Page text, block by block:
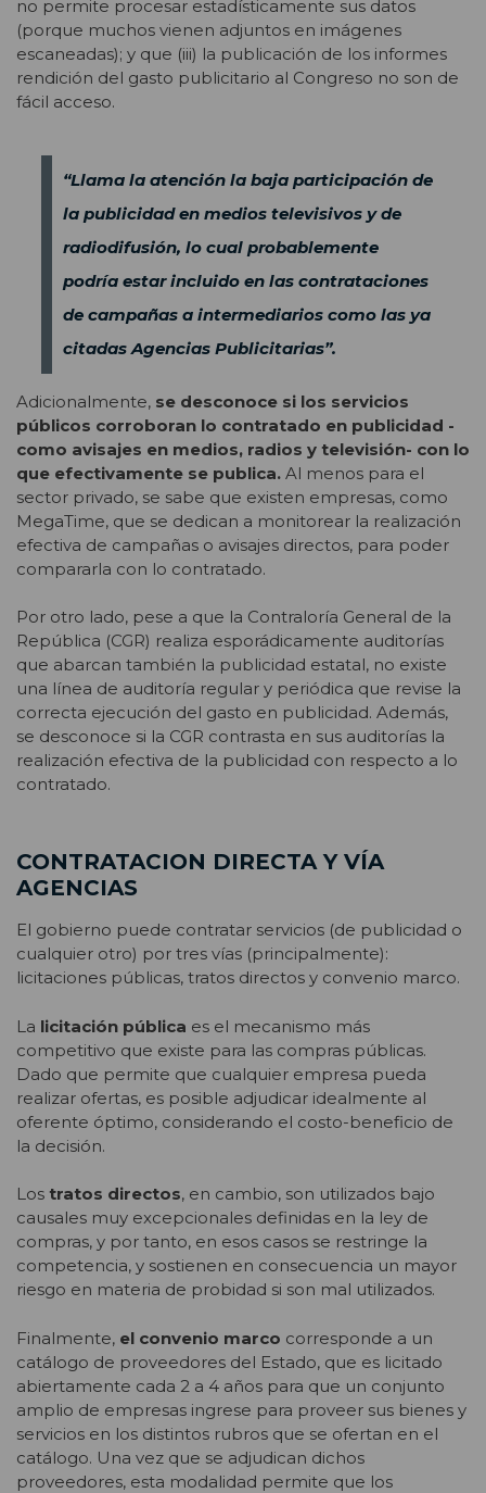
no permite procesar estadísticamente sus datos
(porque muchos vienen adjuntos en imágenes
escaneadas); y que (iii) la publicación de los informes
rendición del gasto publicitario al Congreso no son de
fácil acceso.
“Llama la atención la baja participación de
la publicidad en medios televisivos y de
radiodifusión, lo cual probablemente
podría estar incluido en las contrataciones
de campañas a intermediarios como las ya
citadas Agencias Publicitarias”.
Adicionalmente, se desconoce si los servicios
públicos corroboran lo contratado en publicidad -
como avisajes en medios, radios y televisión- con lo
que efectivamente se publica. Al menos para el
sector privado, se sabe que existen empresas, como
MegaTime, que se dedican a monitorear la realización
efectiva de campañas o avisajes directos, para poder
compararla con lo contratado.
Por otro lado, pese a que la Contraloría General de la
República (CGR) realiza esporádicamente auditorías
que abarcan también la publicidad estatal, no existe
una línea de auditoría regular y periódica que revise la
correcta ejecución del gasto en publicidad. Además,
se desconoce si la CGR contrasta en sus auditorías la
realización efectiva de la publicidad con respecto a lo
contratado.
CONTRATACION DIRECTA Y VÍA
AGENCIAS
El gobierno puede contratar servicios (de publicidad o
cualquier otro) por tres vías (principalmente):
licitaciones públicas, tratos directos y convenio marco.
La licitación pública es el mecanismo más
competitivo que existe para las compras públicas.
Dado que permite que cualquier empresa pueda
realizar ofertas, es posible adjudicar idealmente al
oferente óptimo, considerando el costo-beneficio de
la decisión.
Los tratos directos, en cambio, son utilizados bajo
causales muy excepcionales definidas en la ley de
compras, y por tanto, en esos casos se restringe la
competencia, y sostienen en consecuencia un mayor
riesgo en materia de probidad si son mal utilizados.
Finalmente, el convenio marco corresponde a un
catálogo de proveedores del Estado, que es licitado
abiertamente cada 2 a 4 años para que un conjunto
amplio de empresas ingrese para proveer sus bienes y
servicios en los distintos rubros que se ofertan en el
catálogo. Una vez que se adjudican dichos
proveedores, esta modalidad permite que los